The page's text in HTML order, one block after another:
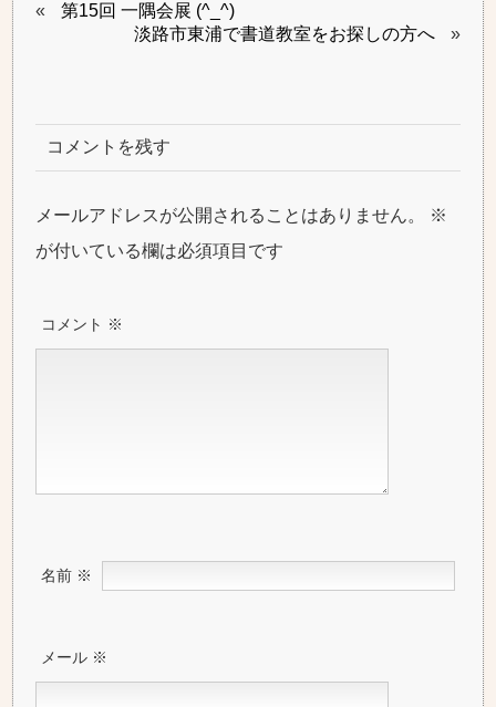
«
第15回 一隅会展 (^_^)
淡路市東浦で書道教室をお探しの方へ
»
コメントを残す
メールアドレスが公開されることはありません。
※
が付いている欄は必須項目です
コメント ※
名前 ※
メール ※